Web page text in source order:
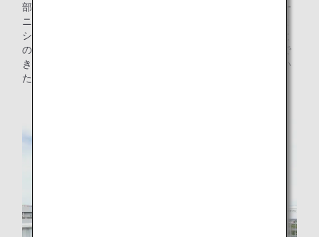
部品の調査などの準備を行ってきましたが、その他に​クリー
ニング後の検品方法の見直し、修理用部品の調達、工業用ミ
シンの購入、整備士によるミシン操作の習得など、社内外と
の調整にも時間を要しました。今回カーテンの修理が実現で
きたのも、社内外含め多くの関係者の方々にご協力いただい
たおかげです。